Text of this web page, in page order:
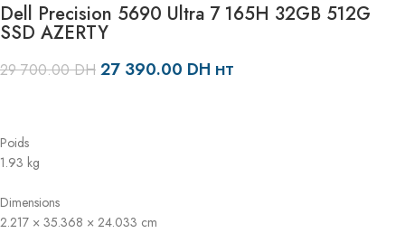
Dell Precision 5690 Ultra 7 165H 32GB 512G
SSD AZERTY
29 700.00DH 27 390.00 DH HT
Poids
1.93 kg
Dimensions
2.217 × 35.368 × 24.033 cm